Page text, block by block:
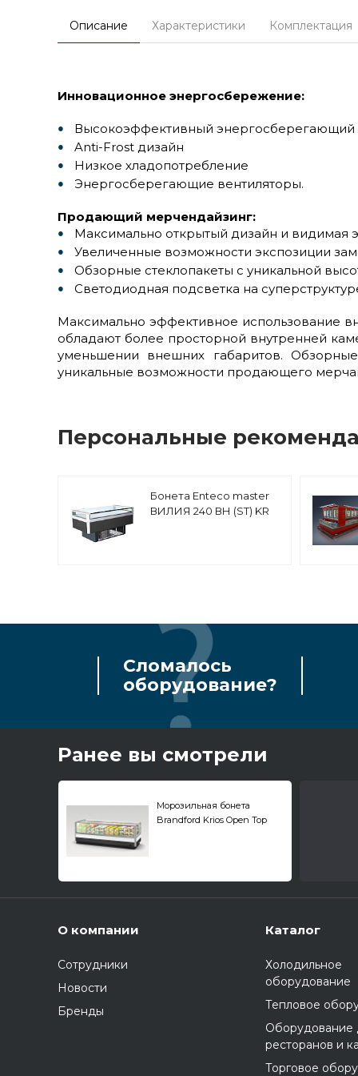
Описание Характеристики Комплектация
Инновационное энергосбережение:
Высокоэффективный энергосберегающий
Anti-Frost дизайн
Низкое хладопотребление
Энергосберегающие вентиляторы.
Продающий мерчендайзинг:
Максимально открытый дизайн и видимая
Увеличенные возможности экспозиции
Обзорные стеклопакеты с уникальной
Светодиодная подсветка на
Максимально эффективное использование
обладают более просторной внутренней
уменьшении внешних габаритов.
уникальные возможности продающего
Персональные
Бонета Enteco master
ВИЛИЯ 240 ВН (ST) KR
Сломалось
оборудование?
Ранее вы смотрели
Морозильная бонета
Brandford Krios Open Top
О компании
Сотрудники
Новости
Бренды
Каталог
Холодильное
оборудование
Тепловое
Оборудование
ресторанов и
Торговое